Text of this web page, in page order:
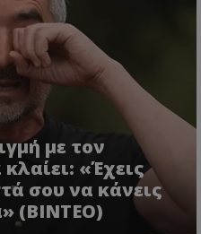
με τον
«Έχεις
σου να κάνεις
(ΒΙΝΤΕΟ)